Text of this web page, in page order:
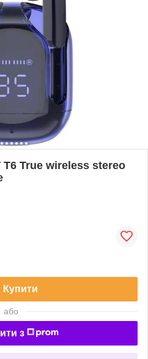
True wireless stereo
Купити
або
з